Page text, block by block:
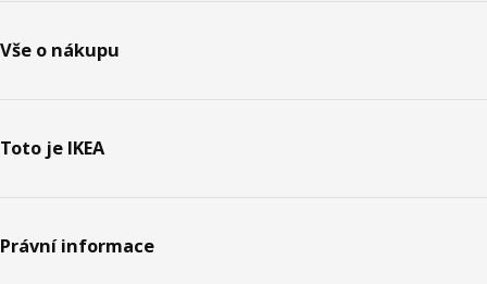
Vše o nákupu
Toto je IKEA
Právní informace